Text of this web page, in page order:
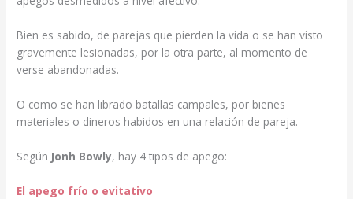
Bien es sabido, de parejas que pierden la vida o se han visto
gravemente lesionadas, por la otra parte, al momento de
verse abandonadas.
O como se han librado batallas campales, por bienes
materiales o dineros habidos en una relación de pareja.
Según Jonh Bowly, hay 4 tipos de apego:
El apego frío o evitativo